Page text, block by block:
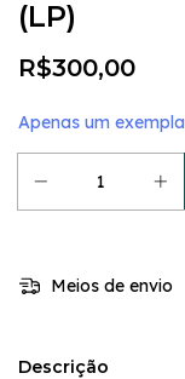
(LP)
R$300,00
Apenas um
Meios de envio
Descrição